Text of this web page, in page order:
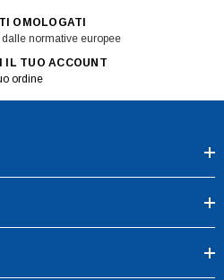
OMOLOGATI
dalle normative europee
IL TUO ACCOUNT
ordine